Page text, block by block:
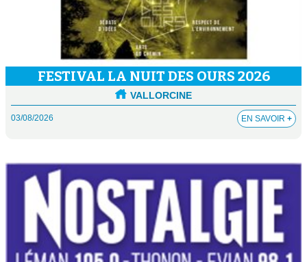
FESTIVAL LA NUIT DES OURS 2026
VALLORCINE
03/08/2026 EN SAVOIR +